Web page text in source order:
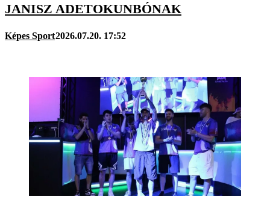
JANISZ ADETOKUNBÓNAK
Képes Sport2026.07.20. 17:52